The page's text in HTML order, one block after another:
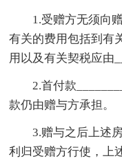
1.受赠方无须向赠
有关的费用包括到有
用以及有关契税应由
2.首付款
款仍由赠与方承担。
3.赠与之后上述房
利归受赠方行使，上